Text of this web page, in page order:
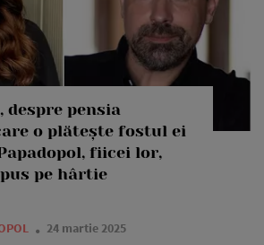
despre pensia
o plătește fostul ei
fiicei lor,
pe hârtie
24 martie 2025